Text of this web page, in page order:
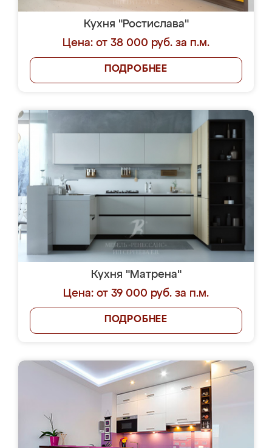
Кухня "Ростислава"
Цена: от 38 000 руб. за п.м.
ПОДРОБНЕЕ
Кухня "Матрена"
Цена: от 39 000 руб. за п.м.
ПОДРОБНЕЕ